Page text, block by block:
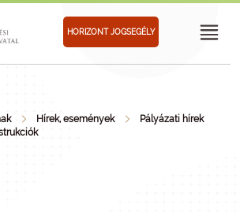
HORIZONT JOGSEGÉLY
Hírek, események
Pályázati hírek